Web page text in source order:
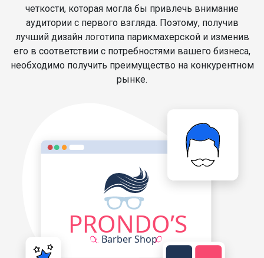
четкости, которая могла бы привлечь внимание
аудитории с первого взгляда. Поэтому, получив
лучший дизайн логотипа парикмахерской и изменив
его в соответствии с потребностями вашего бизнеса,
необходимо получить преимущество на конкурентном
рынке.